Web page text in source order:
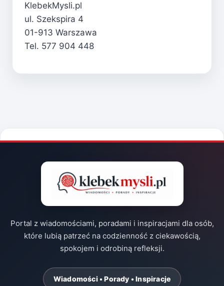
KlebekMysli.pl
ul. Szekspira 4
01-913 Warszawa
Tel. 577 904 448
Portal z wiadomościami, poradami i inspiracjami dla osób,
które lubią patrzeć na codzienność z ciekawością,
spokojem i odrobiną refleksji.
Wiadomości • Porady • Inspiracje